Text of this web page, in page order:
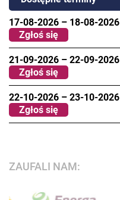
17-08-2026 – 18-08-2026
Zgłoś się
21-09-2026 – 22-09-2026
Zgłoś się
22-10-2026 – 23-10-2026
Zgłoś się
ZAUFALI NAM: